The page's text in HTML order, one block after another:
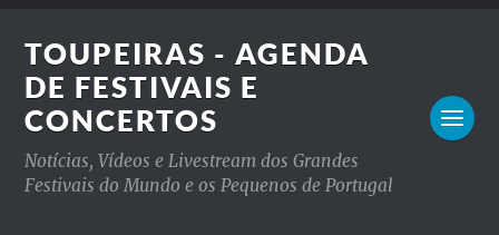
TOUPEIRAS - AGENDA
DE FESTIVAIS E
CONCERTOS
Notícias, Vídeos e Livestream dos Grandes
Festivais do Mundo e os Pequenos de Portugal